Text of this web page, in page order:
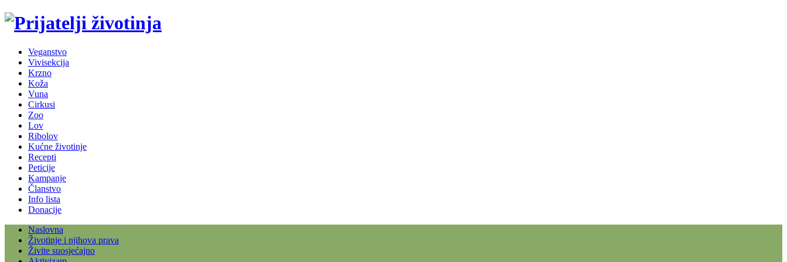
Veganstvo
Vivisekcija
Krzno
Koža
Vuna
Cirkusi
Zoo
Lov
Ribolov
Kućne životinje
Recepti
Peticije
Kampanje
Članstvo
Info lista
Donacije
Naslovna
Životinje i njihova prava
Živite suosjećajno